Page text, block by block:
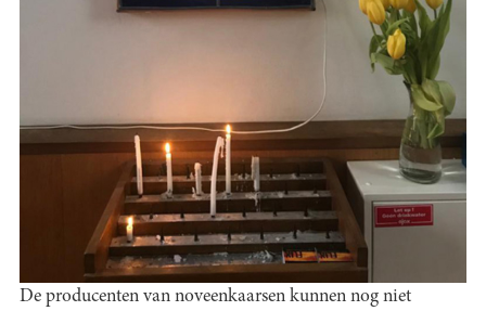
De producenten van noveenkaarsen kunnen nog niet